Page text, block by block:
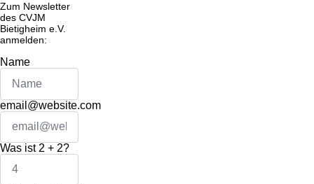
Zum Newsletter
des CVJM
Bietigheim e.V.
anmelden:
Name
email@website.com
Was ist 2 + 2?